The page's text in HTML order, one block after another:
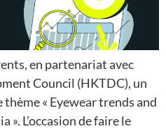
en partenariat avec
Council (HKTDC), un
« Eyewear trends and
». L’occasion de faire le